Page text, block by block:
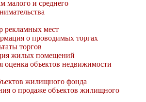
малого и среднего
рекламных мест
о проводимых торгах
торгов
жилых помещений
оценка объектов недвижимости
жилищного фонда
о продаже объектов жилищного